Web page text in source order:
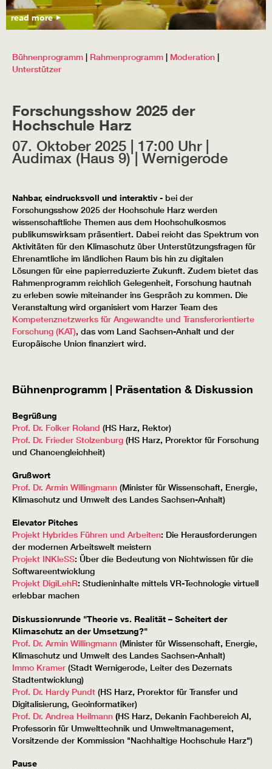
read more
Bühnenprogramm | Rahmenprogramm | Moderation |
Unterstützer
Forschungsshow 2025 der
Hochschule Harz
07. Oktober 2025 | 17:00 Uhr |
Audimax (Haus 9) | Wernigerode
Nahbar, eindrucksvoll und interaktiv - bei der
Forschungsshow 2025 der Hochschule Harz werden
wissenschaftliche Themen aus dem Hochschulkosmos
publikumswirksam präsentiert. Dabei reicht das Spektrum von
Aktivitäten für den Klimaschutz über Unterstützungsfragen für
Ehrenamtliche im ländlichen Raum bis hin zu digitalen
Lösungen für eine papierreduzierte Zukunft. Zudem bietet das
Rahmenprogramm reichlich Gelegenheit, Forschung hautnah
zu erleben sowie miteinander ins Gespräch zu kommen. Die
Veranstaltung wird organisiert vom Harzer Team des
Kompetenznetzwerks für Angewandte und Transferorientierte
Forschung (KAT), das vom Land Sachsen-Anhalt und der
Europäische Union finanziert wird.
Bühnenprogramm | Präsentation & Diskussion
Begrüßung
Prof. Dr. Folker Roland (HS Harz, Rektor)
Prof. Dr. Frieder Stolzenburg (HS Harz, Prorektor für Forschung
und Chancengleichheit)
Grußwort
Prof. Dr. Armin Willingmann (Minister für Wissenschaft, Energie,
Klimaschutz und Umwelt des Landes Sachsen-Anhalt)
Elevator Pitches
Projekt Hybrides Führen und Arbeiten: Die Herausforderungen
der modernen Arbeitswelt meistern
Projekt INKleSS: Über die Bedeutung von Nichtwissen für die
Softwareentwicklung
Projekt DigiLehR: Studieninhalte mittels VR-Technologie virtuell
erlebbar machen
Diskussionrunde "Theorie vs. Realität – Scheitert der
Klimaschutz an der Umsetzung?"
Prof. Dr. Armin Willingmann (Minister für Wissenschaft, Energie,
Klimaschutz und Umwelt des Landes Sachsen-Anhalt)
Immo Kramer (Stadt Wernigerode, Leiter des Dezernats
Stadtentwicklung)
Prof. Dr. Hardy Pundt (HS Harz, Prorektor für Transfer und
Digitalisierung, Geoinformatiker)
Prof. Dr. Andrea Heilmann (HS Harz, Dekanin Fachbereich AI,
Professorin für Umwelttechnik und Umweltmanagement,
Vorsitzende der Kommission "Nachhaltige Hochschule Harz")
Pause